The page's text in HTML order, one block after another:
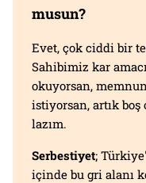
musun?
Evet, çok ciddi bir
Sahibimiz kar
okuyorsan,
istiyorsan, artık
lazım.
Serbestiyet;
içinde bu gri alanı